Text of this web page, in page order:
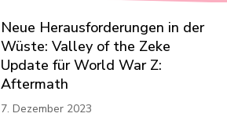
Neue Herausforderungen in der
Wüste: Valley of the Zeke
Update für World War Z:
Aftermath
7. Dezember 2023